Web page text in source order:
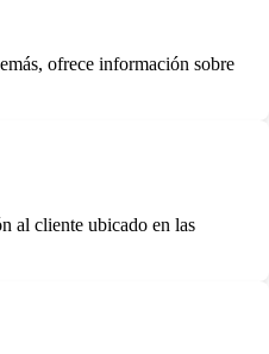
ofrece información sobre
al cliente ubicado en las